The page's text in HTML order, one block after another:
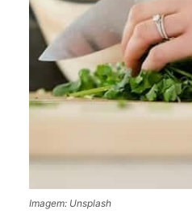
Imagem: Unsplash